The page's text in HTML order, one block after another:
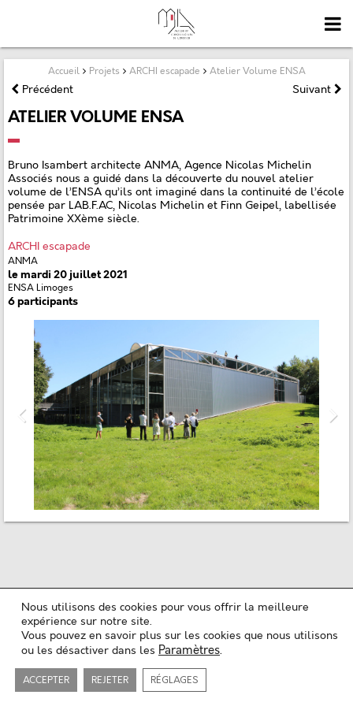
Accueil Projets ARCHI escapade Atelier Volume ENSA
Précédent Suivant
ATELIER VOLUME ENSA
Bruno Isambert architecte ANMA, Agence Nicolas Michelin
Associés nous a guidé dans la découverte du nouvel atelier
volume de l’ENSA qu’ils ont imaginé dans la continuité de l’école
pensée par LAB.F.AC, Nicolas Michelin et Finn Geipel, labellisée
Patrimoine XXème siècle.
ARCHI escapade
ANMA
le mardi 20 juillet 2021
ENSA Limoges
6 participants
Mentions légales
Politique de confidentialité
Plan du site
Contact
Copyright ©2018-26Maison de l'Architecture du Limousin
Développé par Sylvain Coudert
Nous utilisons des cookies pour vous offrir la meilleure
expérience sur notre site.
Vous pouvez en savoir plus sur les cookies que nous utilisons
ou les désactiver dans les Paramètres.
ACCEPTER REJETER RÉGLAGES